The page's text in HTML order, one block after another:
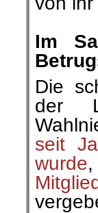
Im
Die
der
seit
wurde